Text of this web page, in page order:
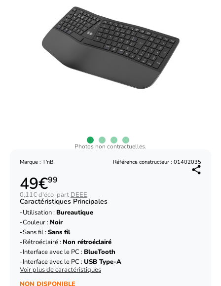
Photos non contractuelles.
Marque : T'nB Référence constructeur : 01402035
49€99
0,11€ d'éco-part DEEE
Caractéristiques Principales
Utilisation : Bureautique
Couleur : Noir
Sans fil :Sans fil
Rétroéclairé : Non rétroéclairé
Interface avec le PC : BlueTooth
Interface avec le PC :USB Type-A
Voir plus de caractéristiques
NON DISPONIBLE